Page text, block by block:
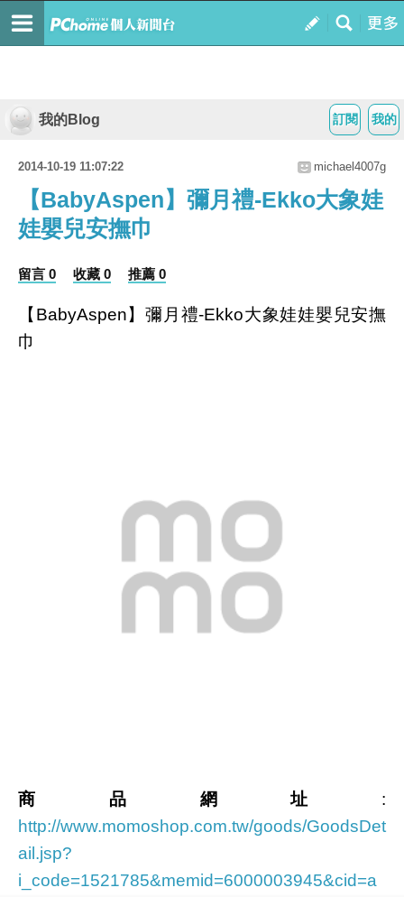
我的
訂閱
我的Blog
2014-10-19 11:07:22 michael4007g
【BabyAspen】彌月禮-Ekko大象娃
娃嬰兒安撫巾
留言 0 收藏 0 推薦 0
【BabyAspen】彌月禮-Ekko大象娃娃嬰兒安撫
巾
商品網址 :
http://www.momoshop.com.tw/goods/GoodsDet
ail.jsp?
i_code=1521785&memid=6000003945&cid=a